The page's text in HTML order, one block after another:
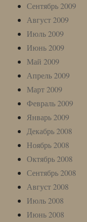
Сентябрь 2009
Август 2009
Июль 2009
Июнь 2009
Май 2009
Апрель 2009
Март 2009
Февраль 2009
Январь 2009
Декабрь 2008
Ноябрь 2008
Октябрь 2008
Сентябрь 2008
Август 2008
Июль 2008
Июнь 2008